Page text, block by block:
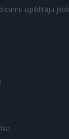
REĢISTRĀCIJA
izpildītāju